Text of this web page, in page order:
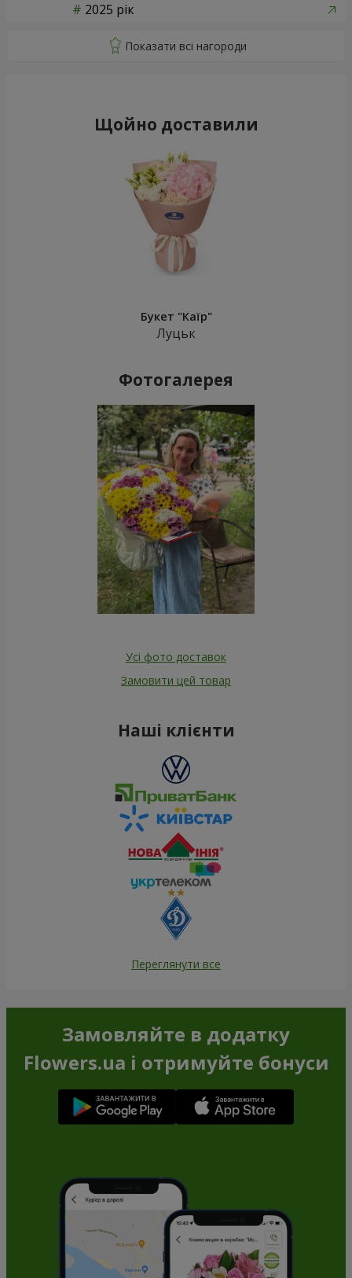
2025 рік
Щойно доставили
Букет "Каїр"
Луцьк
Фотогалерея
Усі фото доставок
Замовити цей товар
Наші клієнти
Переглянути все
Замовляйте в додатку
Flowers.ua і отримуйте бонуси